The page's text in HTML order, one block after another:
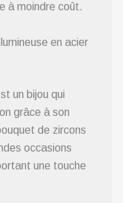
à moindre coût.
en acier
un bijou qui
grâce à son
de zircons
occasions
une touche